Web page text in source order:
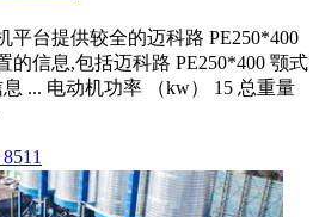
平台提供较全的迈科路 PE250*400
的信息,包括迈科路 PE250*400 颚式
... 电动机功率 （kw） 15 总重量